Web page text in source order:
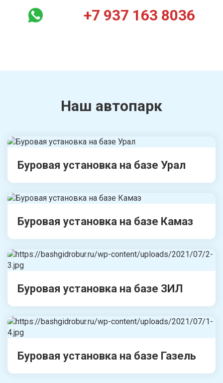
+7 937 163 8036
Наш автопарк
Буровая установка на базе Урал
Буровая установка на базе Камаз
Буровая установка на базе ЗИЛ
Буровая установка на базе Газель